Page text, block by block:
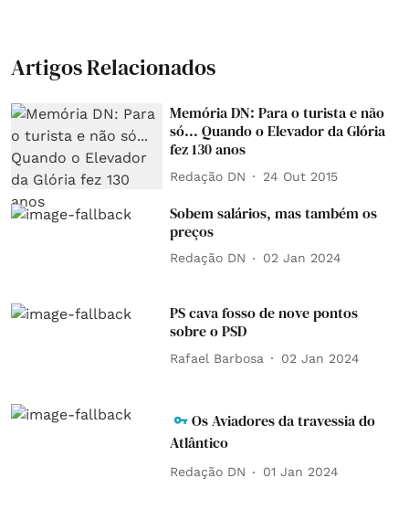
Artigos Relacionados
Memória DN: Para o turista e não
só... Quando o Elevador da Glória
fez 130 anos
Redação DN 24 Out 2015
Sobem salários, mas também os
preços
Redação DN 02 Jan 2024
PS cava fosso de nove pontos
sobre o PSD
Rafael Barbosa 02 Jan 2024
Os Aviadores da travessia do
Atlântico
Redação DN 01 Jan 2024